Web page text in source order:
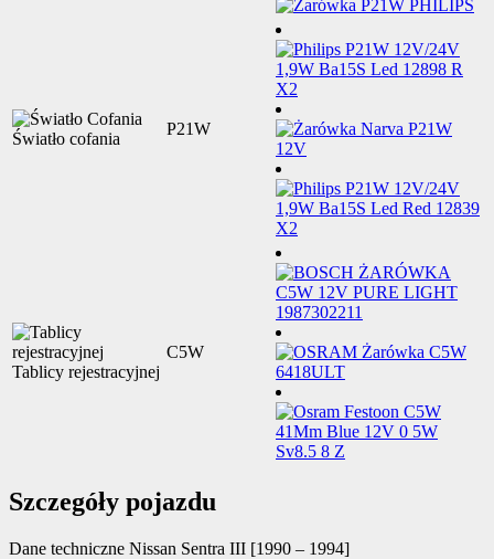
Światło cofania
P21W
Tablicy rejestracyjnej
C5W
Szczegóły pojazdu
Dane techniczne Nissan Sentra III [1990 – 1994]